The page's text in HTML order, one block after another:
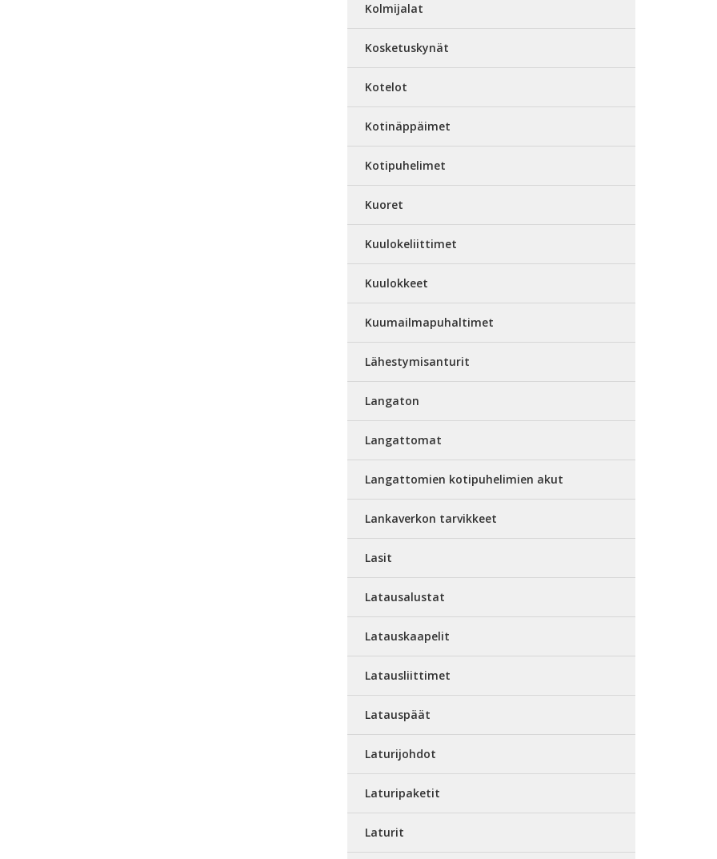
Kolmijalat
Kosketuskynät
Kotelot
Kotinäppäimet
Kotipuhelimet
Kuoret
Kuulokeliittimet
Kuulokkeet
Kuumailmapuhaltimet
Lähestymisanturit
Langaton
Langattomat
Langattomien kotipuhelimien akut
Lankaverkon tarvikkeet
Lasit
Latausalustat
Latauskaapelit
Latausliittimet
Latauspäät
Laturijohdot
Laturipaketit
Laturit